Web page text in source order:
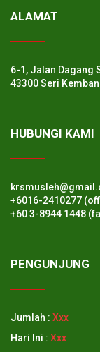
ALAMAT
6-1, Jalan Dagang
43300 Seri
HUBUNGI KAMI
+6016-2410277
+60 3-8944 1448
PENGUNJUNG
Jumlah : Xxx
Hari Ini : Xxx